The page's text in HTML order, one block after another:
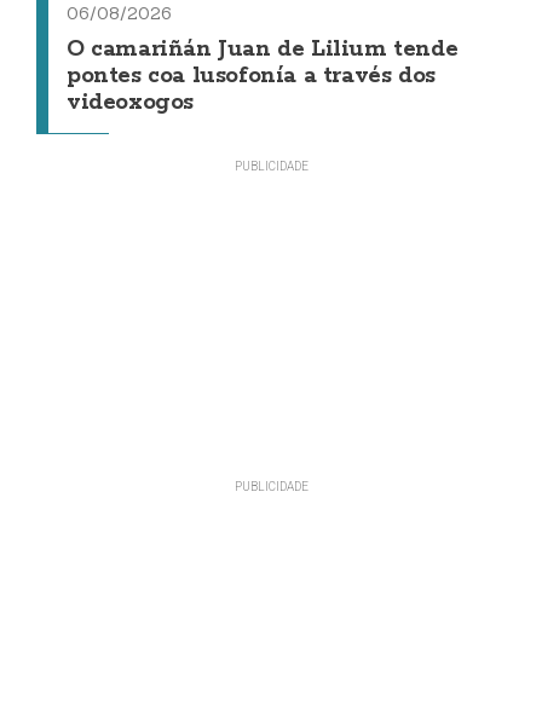
06/08/2026
O camariñán Juan de Lilium tende
pontes coa lusofonía a través dos
videoxogos